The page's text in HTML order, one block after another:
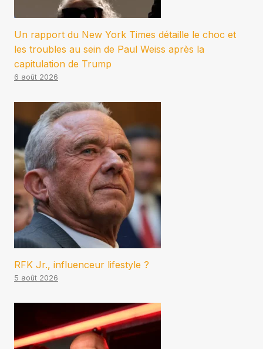
Un rapport du New York Times détaille le choc et
les troubles au sein de Paul Weiss après la
capitulation de Trump
6 août 2026
RFK Jr., influenceur lifestyle ?
5 août 2026